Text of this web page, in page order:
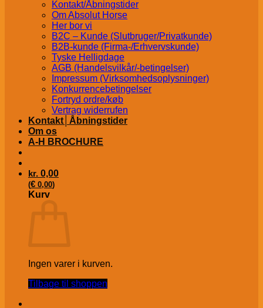
Kontakt/Åbningstider
Om Absolut Horse
Her bor vi
B2C – Kunde (Slutbruger/Privatkunde)
B2B-kunde (Firma-/Erhvervskunde)
Tyske Helligdage
AGB (Handelsvilkår/-betingelser)
Impressum (Virksomhedsoplysninger)
Konkurrencebetingelser
Fortryd ordre/køb
Vertrag widerrufen
Kontakt│Åbningstider
Om os
A-H BROCHURE
kr. 0,00
(€ 0,00)
Kurv
Ingen varer i kurven.
Tilbage til shoppen